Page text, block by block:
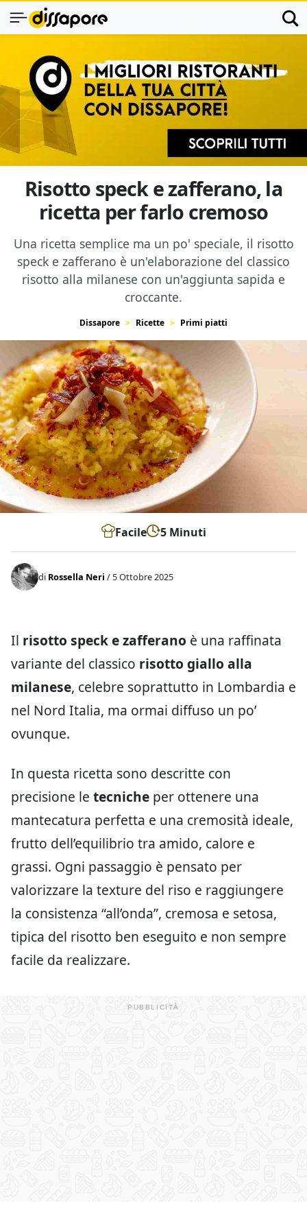
Risotto speck e zafferano, la
ricetta per farlo cremoso
Una ricetta semplice ma un po' speciale, il risotto
speck e zafferano è un'elaborazione del classico
risotto alla milanese con un'aggiunta sapida e
croccante.
Dissapore Ricette Primi piatti
Facile 5 Minuti
di Rossella Neri / 5 Ottobre 2025
Il risotto speck e zafferano è una raffinata
variante del classico risotto giallo alla
milanese, celebre soprattutto in Lombardia e
nel Nord Italia, ma ormai diffuso un po’
ovunque.
In questa ricetta sono descritte con
precisione le tecniche per ottenere una
mantecatura perfetta e una cremosità ideale,
frutto dell’equilibrio tra amido, calore e
grassi. Ogni passaggio è pensato per
valorizzare la texture del riso e raggiungere
la consistenza “all’onda”, cremosa e setosa,
tipica del risotto ben eseguito e non sempre
facile da realizzare.